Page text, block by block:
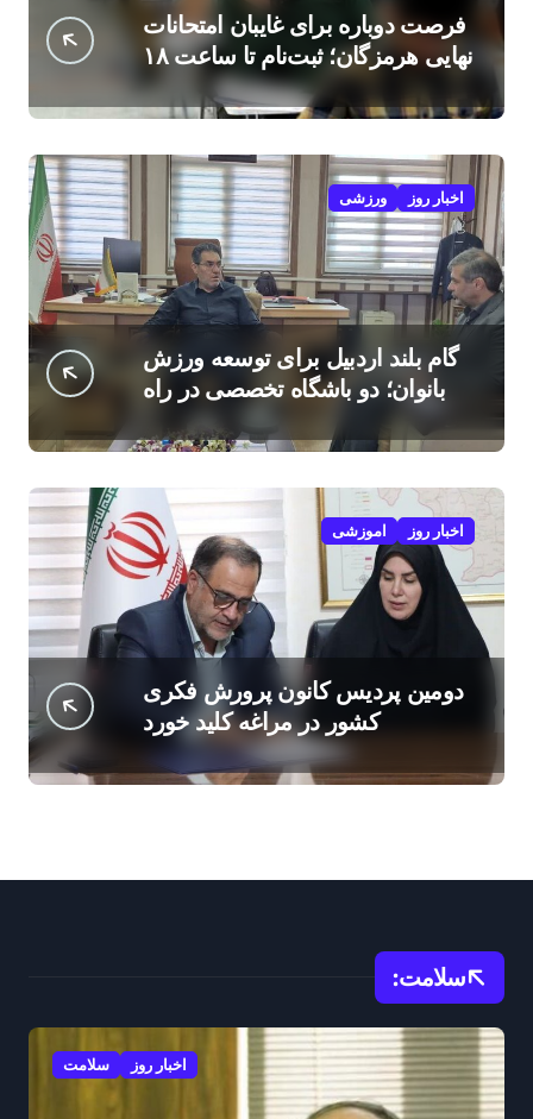
فرصت دوباره برای غایبان امتحانات
نهایی هرمزگان؛ ثبت‌نام تا ساعت ۱۸
امروز
اخبار روز ورزشی
گام بلند اردبیل برای توسعه ورزش
بانوان؛ دو باشگاه تخصصی در راه
است
اخبار روز اموزشی
دومین پردیس کانون پرورش فکری
کشور در مراغه کلید خورد
سلامت:
اخبار روز سلامت